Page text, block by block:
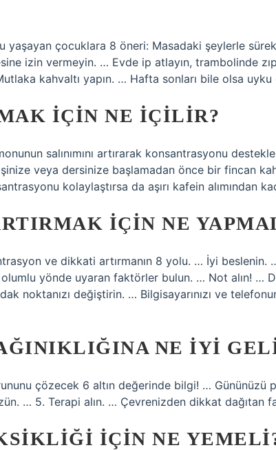
yaşayan çocuklara 8 öneri: Masadaki şeylerle
izin vermeyin. … Evde ip atlayın, trambolinde
kahvaltı yapın. … Hafta sonları bile olsa
IÇIN NE IÇILIR?
salınımını artırarak konsantrasyonu
veya dersinize başlamadan önce bir fincan
kolaylaştırsa da aşırı kafein alımından
IÇIN NE
ve dikkati artırmanın 8 yolu. … İyi
yönde uyaran faktörler bulun. … Not alın! …
noktanızı değiştirin. … Bilgisayarınızı ve
NE IYI
çözecek 6 altın değerinde bilgi! … Gününüzü
… 5. Terapi alın. … Çevrenizden dikkat dağıtan
IÇIN NE